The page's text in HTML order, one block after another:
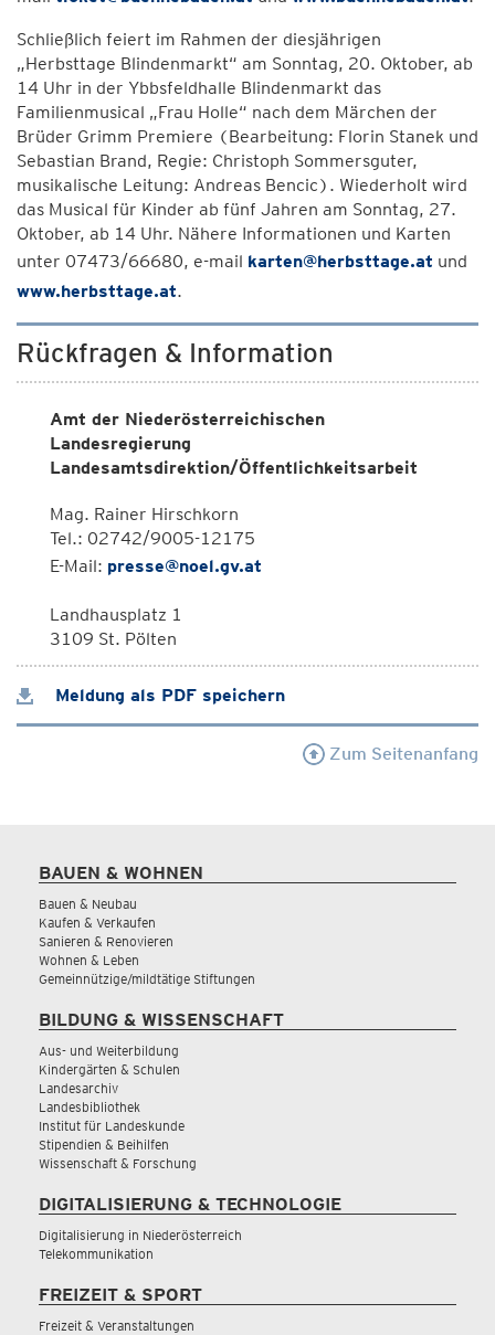
Schließlich feiert im Rahmen der diesjährigen
„Herbsttage Blindenmarkt“ am Sonntag, 20. Oktober, ab
14 Uhr in der Ybbsfeldhalle Blindenmarkt das
Familienmusical „Frau Holle“ nach dem Märchen der
Brüder Grimm Premiere (Bearbeitung: Florin Stanek und
Sebastian Brand, Regie: Christoph Sommersguter,
musikalische Leitung: Andreas Bencic). Wiederholt wird
das Musical für Kinder ab fünf Jahren am Sonntag, 27.
Oktober, ab 14 Uhr. Nähere Informationen und Karten
unter 07473/66680, e-mail karten@herbsttage.at und
www.herbsttage.at.
Rückfragen & Information
Amt der Niederösterreichischen
Landesregierung
Landesamtsdirektion/Öffentlichkeitsarbeit
Mag. Rainer Hirschkorn
Tel.: 02742/9005-12175
E-Mail: presse@noel.gv.at
Landhausplatz 1
3109 St. Pölten
Meldung als PDF speichern
Zum Seitenanfang
BAUEN & WOHNEN
Bauen & Neubau
Kaufen & Verkaufen
Sanieren & Renovieren
Wohnen & Leben
Gemeinnützige/mildtätige Stiftungen
BILDUNG & WISSENSCHAFT
Aus- und Weiterbildung
Kindergärten & Schulen
Landesarchiv
Landesbibliothek
Institut für Landeskunde
Stipendien & Beihilfen
Wissenschaft & Forschung
DIGITALISIERUNG & TECHNOLOGIE
Digitalisierung in Niederösterreich
Telekommunikation
FREIZEIT & SPORT
Freizeit & Veranstaltungen